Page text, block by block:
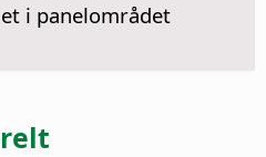
i panelområdet